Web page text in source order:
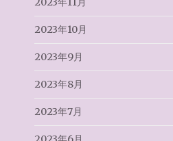
2023年10月
2023年9月
2023年8月
2023年7月